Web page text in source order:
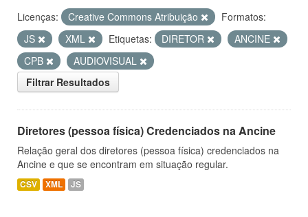
Licenças: Creative Commons Atribuição
Formatos:
JS
XML Etiquetas: DIRETOR
ANCINE
CPB
AUDIOVISUAL
Filtrar Resultados
Diretores (pessoa física) Credenciados na Ancine
Relação geral dos diretores (pessoa física) credenciados na
Ancine e que se encontram em situação regular.
CSV XML JS